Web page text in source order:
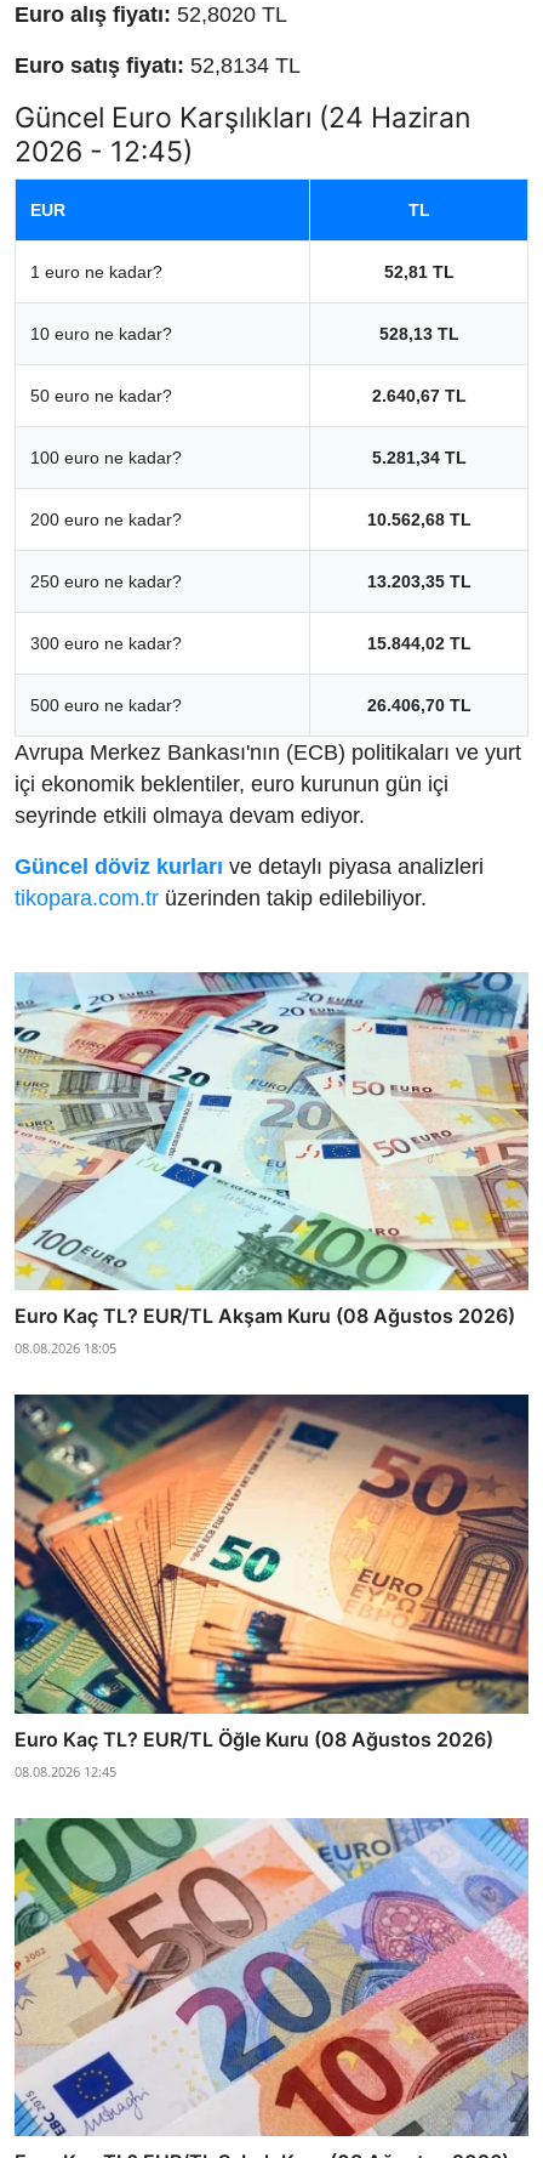
Euro alış fiyatı: 52,8020 TL
Euro satış fiyatı: 52,8134 TL
Güncel Euro Karşılıkları (24 Haziran
2026 - 12:45)
EUR TL
1 euro ne kadar? 52,81 TL
10 euro ne kadar? 528,13 TL
50 euro ne kadar? 2.640,67 TL
100 euro ne kadar? 5.281,34 TL
200 euro ne kadar? 10.562,68 TL
250 euro ne kadar? 13.203,35 TL
300 euro ne kadar? 15.844,02 TL
500 euro ne kadar? 26.406,70 TL
Avrupa Merkez Bankası'nın (ECB) politikaları ve yurt
içi ekonomik beklentiler, euro kurunun gün içi
seyrinde etkili olmaya devam ediyor.
Güncel döviz kurları ve detaylı piyasa analizleri
tikopara.com.tr üzerinden takip edilebiliyor.
Euro Kaç TL? EUR/TL Akşam Kuru (08 Ağustos 2026)
08.08.2026 18:05
Euro Kaç TL? EUR/TL Öğle Kuru (08 Ağustos 2026)
08.08.2026 12:45